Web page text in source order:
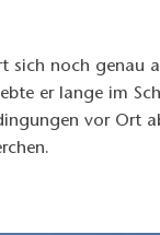
sich noch genau
er lange im
vor Ort